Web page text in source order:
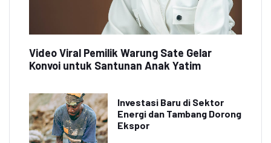
Video Viral Pemilik Warung Sate Gelar
Konvoi untuk Santunan Anak Yatim
Investasi Baru di Sektor
Energi dan Tambang Dorong
Ekspor